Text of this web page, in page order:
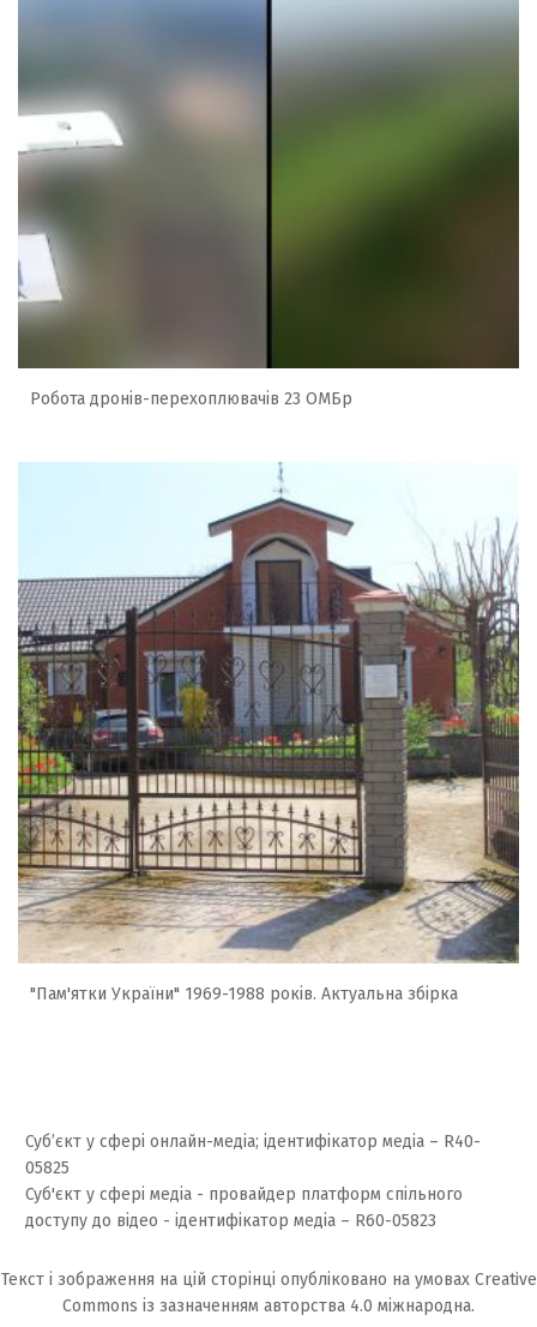
Робота дронів-перехоплювачів 23 ОМБр
"Пам'ятки України" 1969-1988 років. Актуальна збірка
Суб’єкт у сфері онлайн-медіа; ідентифікатор медіа – R40-
05825
Суб'єкт у сфері медіа - провайдер платформ спільного
доступу до відео - ідентифікатор медіа – R60-05823
Текст і зображення на цій сторінці опубліковано на умовах Creative
Commons із зазначенням авторства 4.0 міжнародна.